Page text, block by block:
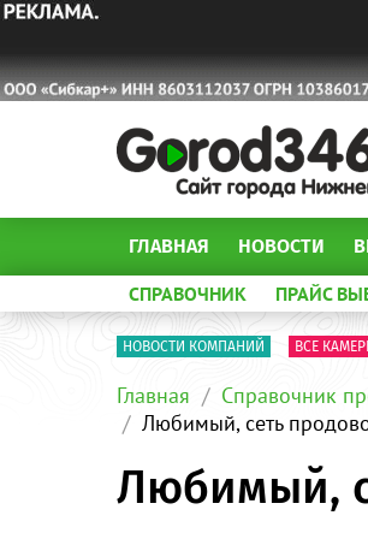
ГЛАВНАЯ НОВОСТИ
СПРАВОЧНИК ПРАЙС
НОВОСТИ КОМПАНИЙ ВСЕ
Главная Справочник
Любимый, сеть
Любимый,